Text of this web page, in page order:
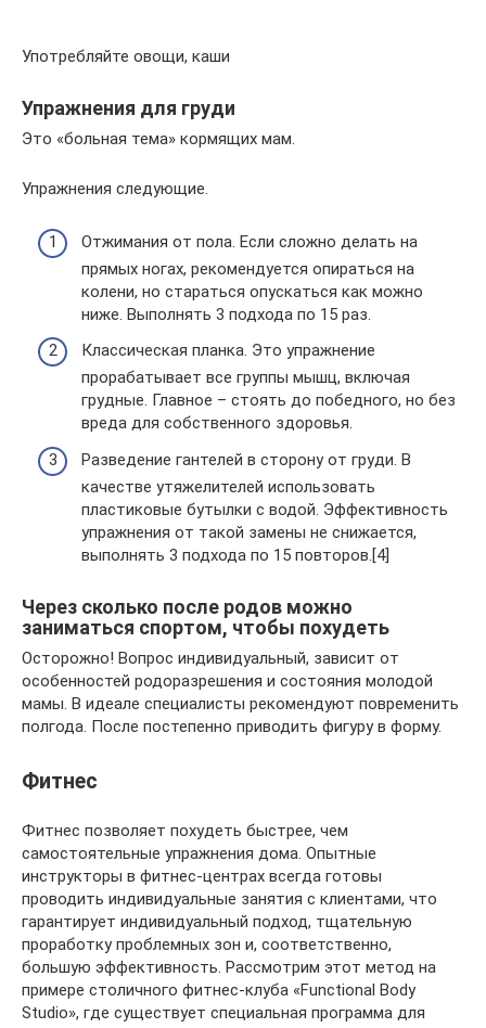
Употребляйте овощи, каши
Упражнения для груди
Это «больная тема» кормящих мам.
Упражнения следующие.
Отжимания от пола. Если сложно делать на
прямых ногах, рекомендуется опираться на
колени, но стараться опускаться как можно
ниже. Выполнять 3 подхода по 15 раз.
Классическая планка. Это упражнение
прорабатывает все группы мышц, включая
грудные. Главное – стоять до победного, но без
вреда для собственного здоровья.
Разведение гантелей в сторону от груди. В
качестве утяжелителей использовать
пластиковые бутылки с водой. Эффективность
упражнения от такой замены не снижается,
выполнять 3 подхода по 15 повторов.[4]
Через сколько после родов можно
заниматься спортом, чтобы похудеть
Осторожно! Вопрос индивидуальный, зависит от
особенностей родоразрешения и состояния молодой
мамы. В идеале специалисты рекомендуют повременить
полгода. После постепенно приводить фигуру в форму.
Фитнеc
Фитнес позволяет похудеть быстрее, чем
самостоятельные упражнения дома. Опытные
инструкторы в фитнес-центрах всегда готовы
проводить индивидуальные занятия с клиентами, что
гарантирует индивидуальный подход, тщательную
проработку проблемных зон и, соответственно,
большую эффективность. Рассмотрим этот метод на
примере столичного фитнес-клуба «Functional Body
Studio», где существует специальная программа для